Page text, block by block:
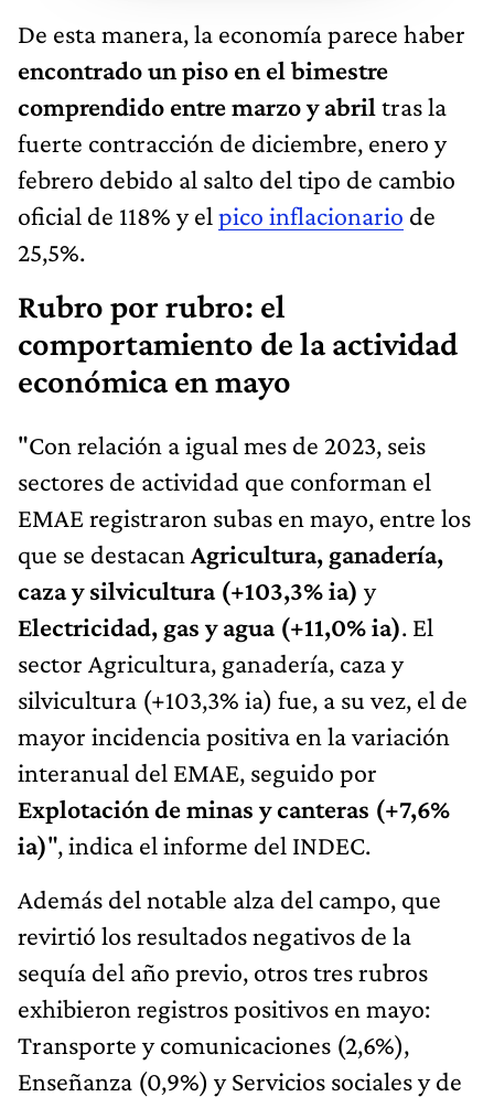
De esta manera, la economía parece haber
encontrado un piso en el bimestre
comprendido entre marzo y abril tras la
fuerte contracción de diciembre, enero y
febrero debido al salto del tipo de cambio
oficial de 118% y el pico inflacionario de
25,5%.
Rubro por rubro: el
comportamiento de la actividad
económica en mayo
"Con relación a igual mes de 2023, seis
sectores de actividad que conforman el
EMAE registraron subas en mayo, entre los
que se destacan Agricultura, ganadería,
caza y silvicultura (+103,3% ia) y
Electricidad, gas y agua (+11,0% ia). El
sector Agricultura, ganadería, caza y
silvicultura (+103,3% ia) fue, a su vez, el de
mayor incidencia positiva en la variación
interanual del EMAE, seguido por
Explotación de minas y canteras (+7,6%
ia)", indica el informe del INDEC.
Además del notable alza del campo, que
revirtió los resultados negativos de la
sequía del año previo, otros tres rubros
exhibieron registros positivos en mayo:
Transporte y comunicaciones (2,6%),
Enseñanza (0,9%) y Servicios sociales y de